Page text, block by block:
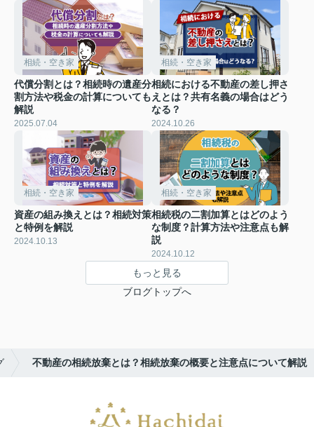
相続・空き家
代償分割とは？相続時の遺産分
割方法や税金の計算についても
解説
2025.07.04
相続・空き家
相続における不動産の差し押さ
えとは？共有名義の場合はどう
なる？
2024.10.26
相続・空き家
資産の組み換えとは？相続対策
と特例を解説
2024.10.13
相続・空き家
相続税の二割加算とはどのよう
な制度？計算方法や注意点も解
説
2024.10.12
もっと見る
ブログトップへ
不動産の相続放棄とは？相続放棄の概要と注意点について解説